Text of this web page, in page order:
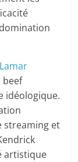
beef
idéologique.
streaming et
artistique